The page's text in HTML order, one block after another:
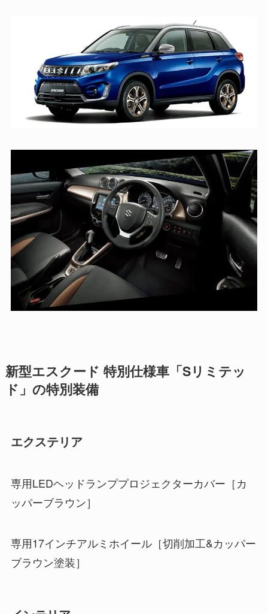
新型エスクード 特別仕様車「Sリミテッ
ド」の特別装備
エクステリア
専用LEDヘッドランププロジェクターカバー［カ
ッパーブラウン］
専用17インチアルミホイール［切削加工&カッパー
ブラウン塗装］